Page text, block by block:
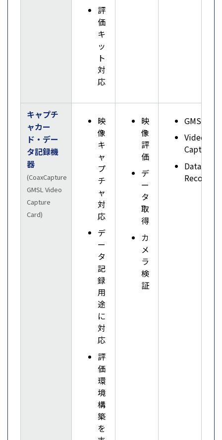
評
価
キ
ッ
ト
対
応
キャプチ
ャカー
ド・デー
タ記録機
器
(CoaxCapture
GMSL Video
Capture
Card)
映
像
キ
ャ
プ
チ
ャ
対
応
デ
ー
タ
記
録
用
途
に
対
応
評
価
環
境
構
築
を
映
像
評
価
デ
ー
タ
取
得
カ
メ
ラ
検
証
GMSL
Video
Capture
Data
Record